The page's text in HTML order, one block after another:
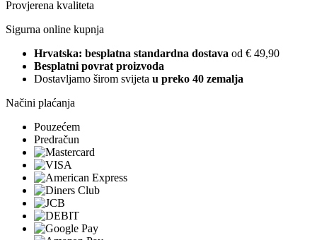
Provjerena kvaliteta
Sigurna online kupnja
Hrvatska: besplatna standardna dostava od € 49,90
Besplatni povrat proizvoda
Dostavljamo širom svijeta u preko 40 zemalja
Načini plaćanja
Pouzećem
Predračun